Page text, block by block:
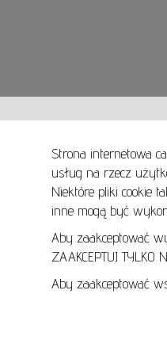
Strona internetowa
usług na rzecz
Niektóre pliki cookie
inne mogą być
Aby zaakceptować
ZAAKCEPTUJ TYLKO
Aby zaakceptować
SPOSOBY PŁATNOŚCI
SPOSOBY DOSTAWY
ZWROTY I REKLAMACJE
REGULAMIN AUKCJI